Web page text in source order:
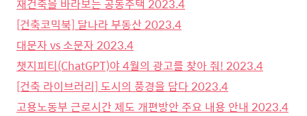
재건축을 바라보는 공동주택 2023.4
[건축코믹북] 달나라 부동산 2023.4
대문자 vs 소문자 2023.4
챗지피티(ChatGPT)야 4월의 광고를 찾아 줘! 2023.4
[건축 라이브러리] 도시의 풍경을 담다 2023.4
고용노동부 근로시간 제도 개편방안 주요 내용 안내 2023.4